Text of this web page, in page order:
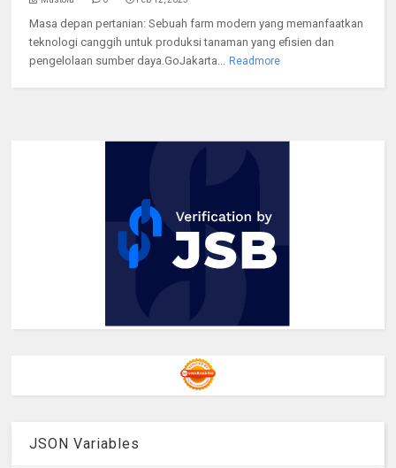
Masa depan pertanian: Sebuah farm modern yang memanfaatkan
teknologi canggih untuk produksi tanaman yang efisien dan
pengelolaan sumber daya.GoJakarta...
Readmore
JSON Variables